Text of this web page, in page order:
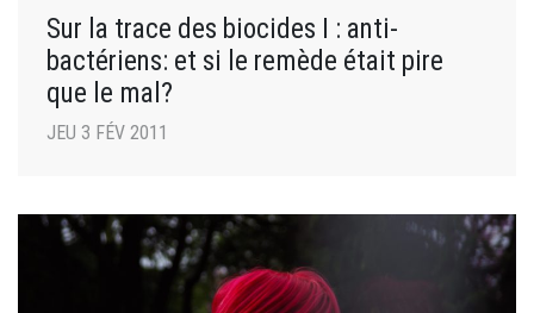
Sur la trace des biocides I : anti-
bactériens: et si le remède était pire
que le mal?
JEU 3 FÉV 2011